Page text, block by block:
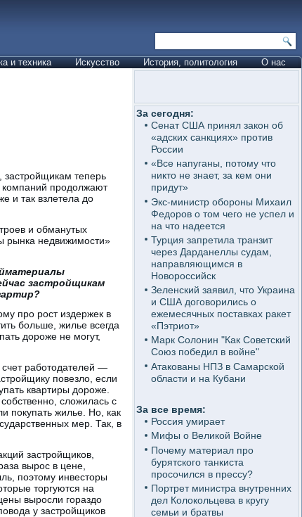
и техника Искусство История, политология О нас
застройщикам теперь
компаний продолжают
и так взлетела до
и обманутых
рынка недвижимости»
застройщикам
про рост издержек в
больше, жилье всегда
дороже не могут,
счет работодателей —
повезло, если
квартиры дороже.
сложилась с
покупать жилье. Но, как
мер. Так, в
застройщиков,
вырос в цене,
поэтому инвесторы
торгуются на
выросли гораздо
у застройщиков
За сегодня:
Сенат США принял закон об
«адских санкциях» против
России
«Все напуганы, потому что
никто не знает, за кем они
придут»
Экс-министр обороны Михаил
Федоров о том чего не успел и
на что надеется
Турция запретила транзит
через Дарданеллы судам,
направляющимся в
Новороссийск
Зеленский заявил, что Украина
и США договорились о
ежемесячных поставках ракет
«Пэтриот»
Марк Солонин "Как Советский
Союз победил в войне"
Атакованы НПЗ в Самарской
области и на Кубани
За все время:
Россия умирает
Мифы о Великой Войне
Почему материал про
бурятского танкиста
просочился в прессу?
Портрет министра внутренних
дел Колокольцева в кругу
семьи и братвы